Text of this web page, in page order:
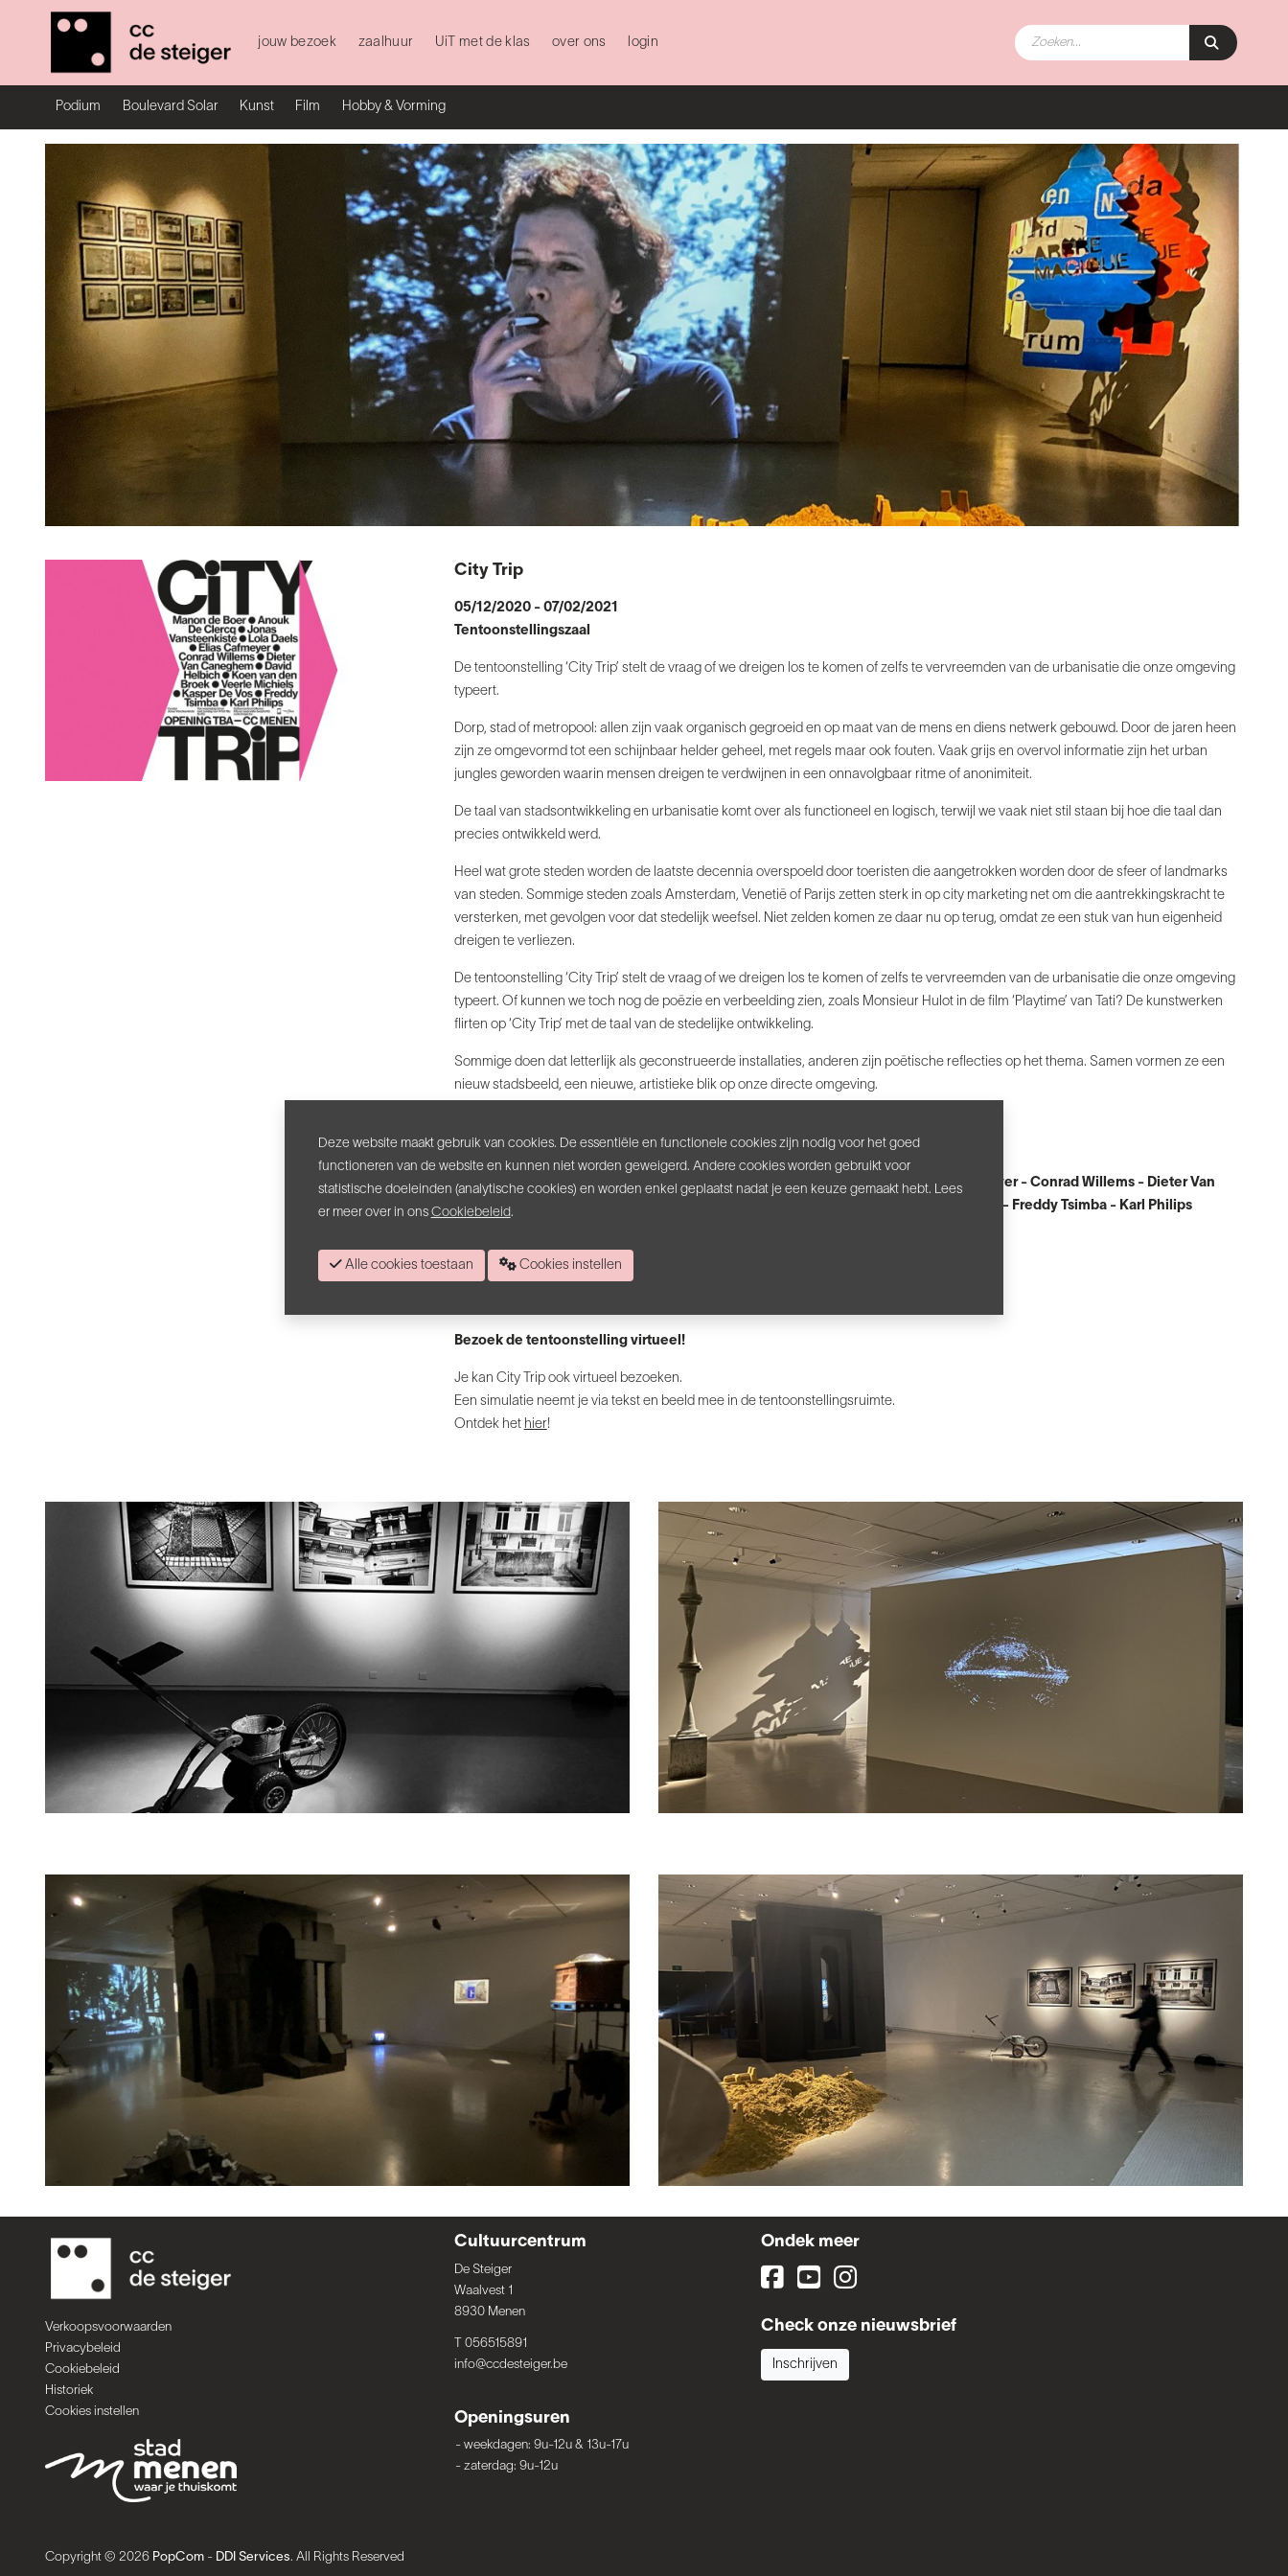
jouw bezoek zaalhuur UiT met de klas over ons login
Podium Boulevard Solar Kunst Film Hobby & Vorming
City Trip
05/12/2020 - 07/02/2021
Tentoonstellingszaal
De tentoonstelling ‘City Trip’ stelt de vraag of we dreigen los te komen of zelfs te vervreemden van de urbanisatie die onze omgeving
typeert.
Dorp, stad of metropool: allen zijn vaak organisch gegroeid en op maat van de mens en diens netwerk gebouwd. Door de jaren heen
zijn ze omgevormd tot een schijnbaar helder geheel, met regels maar ook fouten. Vaak grijs en overvol informatie zijn het urban
jungles geworden waarin mensen dreigen te verdwijnen in een onnavolgbaar ritme of anonimiteit.
De taal van stadsontwikkeling en urbanisatie komt over als functioneel en logisch, terwijl we vaak niet stil staan bij hoe die taal dan
precies ontwikkeld werd.
Heel wat grote steden worden de laatste decennia overspoeld door toeristen die aangetrokken worden door de sfeer of landmarks
van steden. Sommige steden zoals Amsterdam, Venetië of Parijs zetten sterk in op city marketing net om die aantrekkingskracht te
versterken, met gevolgen voor dat stedelijk weefsel. Niet zelden komen ze daar nu op terug, omdat ze een stuk van hun eigenheid
dreigen te verliezen.
De tentoonstelling ‘City Trip’ stelt de vraag of we dreigen los te komen of zelfs te vervreemden van de urbanisatie die onze omgeving
typeert. Of kunnen we toch nog de poëzie en verbeelding zien, zoals Monsieur Hulot in de film ‘Playtime’ van Tati? De kunstwerken
flirten op ‘City Trip’ met de taal van de stedelijke ontwikkeling.
Sommige doen dat letterlijk als geconstrueerde installaties, anderen zijn poëtische reflecties op het thema. Samen vormen ze een
nieuw stadsbeeld, een nieuwe, artistieke blik op onze directe omgeving.
Kunstenaars:
Manon de Boer - Anouk De Clercq - Jonas Vansteenkiste - Lola Daels - Elias Cafmeyer - Conrad Willems - Dieter Van
Caneghem - David Helbich - Koen van den Broek - Veerle Michiels - Kasper De Vos - Freddy Tsimba - Karl Philips
Van woensdag tot en met zondag, van 14 tot 18 u.
Bezoek de tentoonstelling virtueel!
Je kan City Trip ook virtueel bezoeken.
Een simulatie neemt je via tekst en beeld mee in de tentoonstellingsruimte.
Ontdek het hier!
Verkoopsvoorwaarden
Privacybeleid
Cookiebeleid
Historiek
Cookies instellen
Cultuurcentrum
De Steiger
Waalvest 1
8930 Menen
T 056515891
info@ccdesteiger.be
Openingsuren
-weekdagen: 9u-12u & 13u-17u
-zaterdag: 9u-12u
Ondek meer
Check onze nieuwsbrief
Inschrijven
Copyright © 2026 PopCom - DDI Services. All Rights Reserved
Deze website maakt gebruik van cookies. De essentiële en functionele cookies zijn nodig voor het goed
functioneren van de website en kunnen niet worden geweigerd. Andere cookies worden gebruikt voor
statistische doeleinden (analytische cookies) en worden enkel geplaatst nadat je een keuze gemaakt hebt. Lees
er meer over in ons Cookiebeleid.
Alle cookies toestaan Cookies instellen